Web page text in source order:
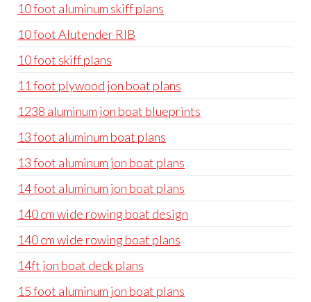
10 foot aluminum skiff plans
10 foot Alutender RIB
10 foot skiff plans
11 foot plywood jon boat plans
1238 aluminum jon boat blueprints
13 foot aluminum boat plans
13 foot aluminum jon boat plans
14 foot aluminum jon boat plans
140 cm wide rowing boat design
140 cm wide rowing boat plans
14ft jon boat deck plans
15 foot aluminum jon boat plans